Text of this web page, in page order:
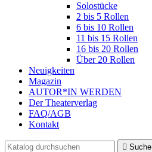
Solostücke
2 bis 5 Rollen
6 bis 10 Rollen
11 bis 15 Rollen
16 bis 20 Rollen
Über 20 Rollen
Neuigkeiten
Magazin
AUTOR*IN WERDEN
Der Theaterverlag
FAQ/AGB
Kontakt
 Suche